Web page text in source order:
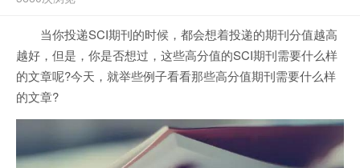
当你投递SCI期刊的时候，都会想着投递的期刊分值越高
越好，但是，你是否想过，这些高分值的SCI期刊需要什么样
的文章呢?今天，就举些例子看看那些高分值期刊需要什么样
的文章?